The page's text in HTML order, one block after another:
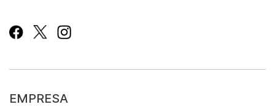
EMPRESA